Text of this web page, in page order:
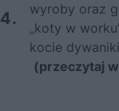
4.
wyroby oraz
„koty w
kocie
(przeczytaj